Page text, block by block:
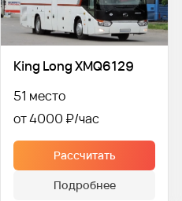
King Long XMQ6129
51 место
от 4000 ₽
Рассчитать
Подробнее